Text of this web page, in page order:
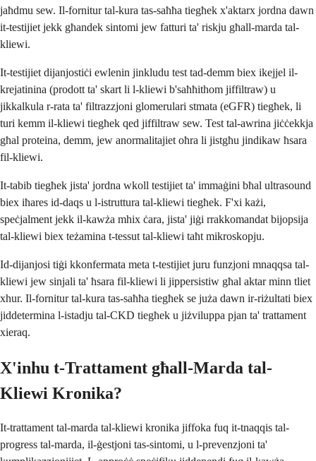
jaħdmu sew. Il-fornitur tal-kura tas-saħħa tiegħek x'aktarx jordna dawn
it-testijiet jekk għandek sintomi jew fatturi ta' riskju għall-marda tal-
kliewi.
It-testijiet dijanjostiċi ewlenin jinkludu test tad-demm biex ikejjel il-
krejatinina (prodott ta' skart li l-kliewi b'saħħithom jiffiltraw) u
jikkalkula r-rata ta' filtrazzjoni glomerulari stmata (eGFR) tiegħek, li
turi kemm il-kliewi tiegħek qed jiffiltraw sew. Test tal-awrina jiċċekkja
għal proteina, demm, jew anormalitajiet oħra li jistgħu jindikaw ħsara
fil-kliewi.
It-tabib tiegħek jista' jordna wkoll testijiet ta' immaġini bħal ultrasound
biex iħares id-daqs u l-istruttura tal-kliewi tiegħek. F'xi każi,
speċjalment jekk il-kawża mhix ċara, jista' jiġi rrakkomandat bijopsija
tal-kliewi biex teżamina t-tessut tal-kliewi taħt mikroskopju.
Id-dijanjosi tiġi kkonfermata meta t-testijiet juru funzjoni mnaqqsa tal-
kliewi jew sinjali ta' ħsara fil-kliewi li jippersistiw għal aktar minn tliet
xhur. Il-fornitur tal-kura tas-saħħa tiegħek se juża dawn ir-riżultati biex
jiddetermina l-istadju tal-CKD tiegħek u jiżviluppa pjan ta' trattament
xieraq.
X'inhu t-Trattament għall-Marda tal-
Kliewi Kronika?
It-trattament tal-marda tal-kliewi kronika jiffoka fuq it-tnaqqis tal-
progress tal-marda, il-ġestjoni tas-sintomi, u l-prevenzjoni ta'